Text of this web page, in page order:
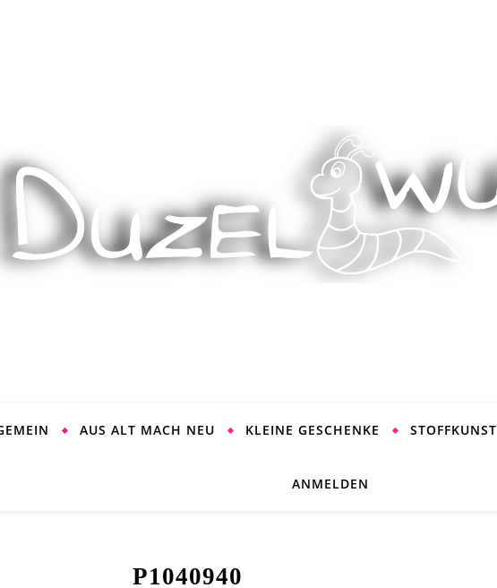
AUS ALT MACH NEU KLEINE GESCHENKE STOFFKUNST
ANMELDEN
P1040940